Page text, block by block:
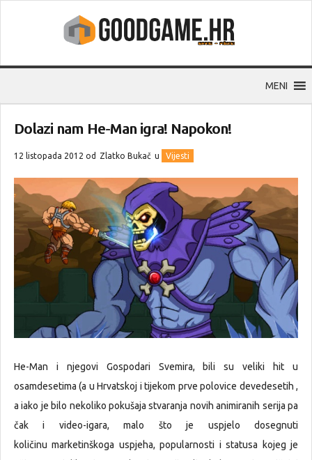
MENI
Dolazi nam He-Man igra! Napokon!
12 listopada 2012 od Zlatko Bukač u Vijesti
He-Man i njegovi Gospodari Svemira, bili su veliki hit u
osamdesetima (a u Hrvatskoj i tijekom prve polovice devedesetih ,
a iako je bilo nekoliko pokušaja stvaranja novih animiranih serija pa
čak i video-igara, malo što je uspjelo dosegnuti
količinu marketinškoga uspjeha, popularnosti i statusa kojeg je